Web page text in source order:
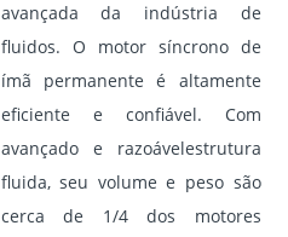
avançada da indústria de
fluidos. O motor síncrono de
ímã permanente é altamente
eficiente e confiável. Com
avançado e razoávelestrutura
fluida,seu volume e peso são
cerca de 1/4 dos motores